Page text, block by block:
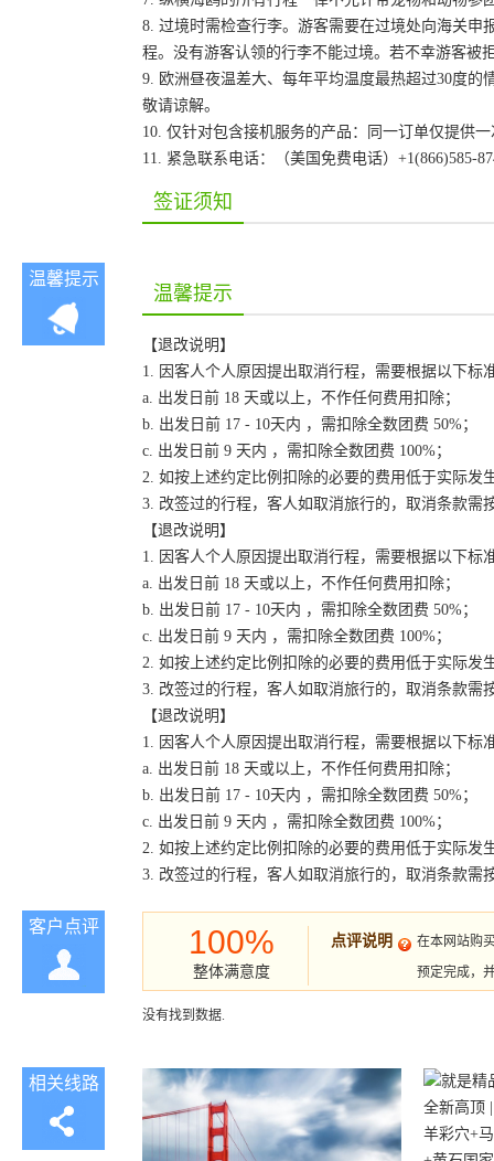
8. 过境时需检查行李。游客需要在过境处向海关
程。没有游客认领的行李不能过境。若不幸游客被
9. 欧洲昼夜温差大、每年平均温度最热超过30度
敬请谅解。
10. 仅针对包含接机服务的产品：同一订单仅提供
11. 紧急联系电话：（美国免费电话）+1(866)585-
签证须知
温馨提示
温馨提示
【退改说明】
1. 因客人个人原因提出取消行程，需要根据以下标
a. 出发日前 18 天或以上，不作任何费用扣除；
b. 出发日前 17 - 10天内 ，需扣除全数团费 50%；
c. 出发日前 9 天内 ，需扣除全数团费 100%；
2. 如按上述约定比例扣除的必要的费用低于实际
3. 改签过的行程，客人如取消旅行的，取消条款需
【退改说明】
1. 因客人个人原因提出取消行程，需要根据以下标
a. 出发日前 18 天或以上，不作任何费用扣除；
b. 出发日前 17 - 10天内 ，需扣除全数团费 50%；
c. 出发日前 9 天内 ，需扣除全数团费 100%；
2. 如按上述约定比例扣除的必要的费用低于实际
3. 改签过的行程，客人如取消旅行的，取消条款需
【退改说明】
1. 因客人个人原因提出取消行程，需要根据以下标
a. 出发日前 18 天或以上，不作任何费用扣除；
b. 出发日前 17 - 10天内 ，需扣除全数团费 50%；
c. 出发日前 9 天内 ，需扣除全数团费 100%；
2. 如按上述约定比例扣除的必要的费用低于实际
3. 改签过的行程，客人如取消旅行的，取消条款需
客户点评 100%
整体满意度
点评说明
在本网站购
预定完成，
没有找到数据.
相关线路